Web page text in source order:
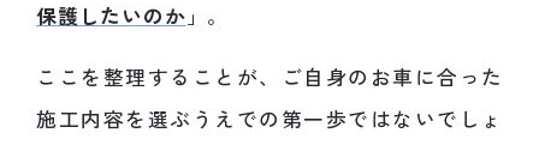
保護したいのか 」。
ここを整理することが、ご自身のお車に合った
施工内容を選ぶうえでの第一歩ではないでしょ